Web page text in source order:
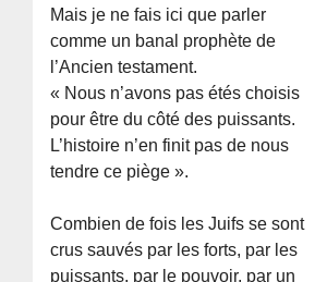
Mais je ne fais ici que parler
comme un banal prophète de
l’Ancien testament.
« Nous n’avons pas étés choisis
pour être du côté des puissants.
L’histoire n’en finit pas de nous
tendre ce piège ».
Combien de fois les Juifs se sont
crus sauvés par les forts, par les
puissants, par le pouvoir, par un